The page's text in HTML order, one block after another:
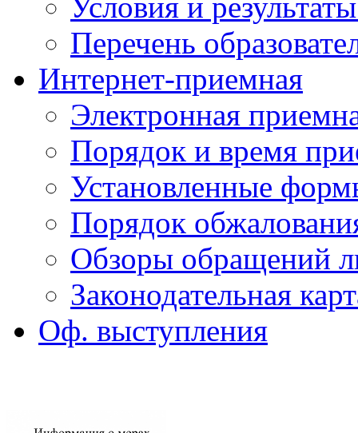
Перечень
Интернет-приемная
Электронная
Порядок и время
Установленные
Порядок
Обзоры обращений
Законодательная
Оф. выступления